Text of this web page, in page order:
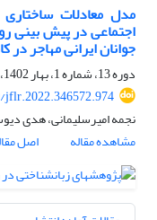
مدل معادلات
اجتماعی در پیش بینی
جوانان ایرانی مهاجر در
دوره 13، شماره 1، بهار 1402، صفحه
jflr.2022.346572.974
نجمه امیرسلیمانی، هدی
مشاهده مقاله
اصل